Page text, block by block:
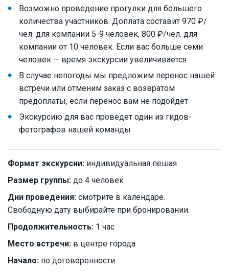
Возможно проведение прогулки для большего
количества участников. Доплата составит 970 ₽/
чел. для компании 5-9 человек, 800 ₽/чел. для
компании от 10 человек. Если вас больше семи
человек — время экскурсии увеличивается
В случае непогоды мы предложим перенос нашей
встречи или отменим заказ с возвратом
предоплаты, если перенос вам не подойдёт
Экскурсию для вас проведет один из гидов-
фотографов нашей команды
Формат экскурсии: индивидуальная пешая
Размер группы: до 4 человек
Дни проведения: смотрите в календаре.
Свободную дату выбирайте при бронировании.
Продолжительность: 1 час
Место встречи: в центре города
Начало: по договоренности